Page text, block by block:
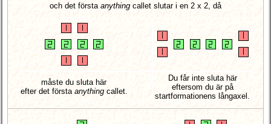
och det första anything callet slutar i en 2 x 2, då
måste du sluta här
efter det första anythingcallet.
Du får inte sluta här
eftersom du är på
startformationens långaxel.